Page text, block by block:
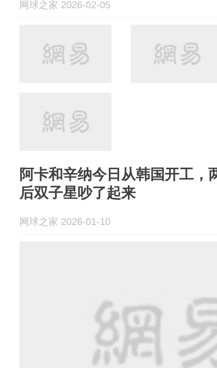
网球之家 2026-02-05
阿卡和辛纳今日从韩国开工，
后双子星吵了起来
网球之家 2026-01-10